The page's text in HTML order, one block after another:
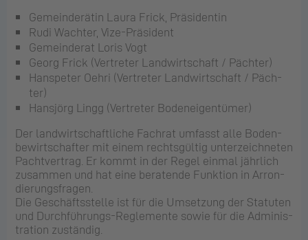
Gemeinderätin Laura Frick, Präsidentin
Rudi Wachter, Vize-Präsident
Gemeinderat Loris Vogt
Georg Frick (Ver­tre­ter Land­wirt­schaft / Päch­ter)
Hanspeter Oehri (Ver­tre­ter Land­wirt­schaft / Päch­
ter)
Hansjörg Lingg (Ver­tre­ter Bo­den­ei­gen­tü­mer)
Der land­wirt­schaft­li­che Fach­rat um­fasst alle Bo­den­
be­wirt­schaf­ter mit einem rechts­gül­tig un­ter­zeich­ne­ten
Pacht­ver­trag. Er kommt in der Regel ein­mal jähr­lich
zu­sam­men und hat eine be­ra­ten­de Funk­ti­on in Ar­ron­
die­rungs­fra­gen.
Die Ge­schäfts­stel­le ist für die Um­set­zung der Sta­tu­ten
und Durch­füh­rungs-Re­gle­men­te sowie für die Ad­mi­nis­
tra­ti­on zu­stän­dig.